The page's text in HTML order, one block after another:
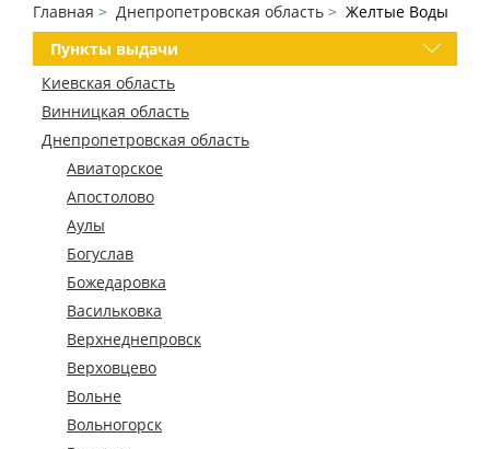
Главная Днепропетровская область
Желтые Воды
Пункты выдачи
Киевская область
Винницкая область
Днепропетровская область
Авиаторское
Апостолово
Аулы
Богуслав
Божедаровка
Васильковка
Верхнеднепровск
Верховцево
Вольне
Вольногорск